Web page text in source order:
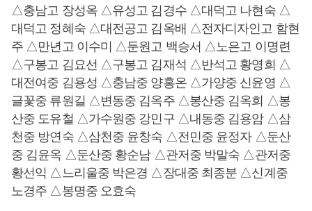
△충남고 장성옥 △유성고 김경수 △대덕고 나현숙 △
대덕고 정혜숙 △대전공고 김옥배 △전자디자인고 함현
주 △만년고 이수미 △둔원고 백승서 △노은고 이명련
△구봉고 김요선 △구봉고 김재석 △반석고 황영희 △
대전여중 김용성 △충남중 양홍온 △가양중 신윤영 △
글꽃중 류원길 △변동중 김옥주 △봉산중 김옥희 △봉
산중 도유철 △가수원중 강민구 △내동중 김용암 △삼
천중 방연숙 △삼천중 윤창숙 △전민중 윤정자 △둔산
중 김윤옥 △둔산중 황순남 △관저중 박말숙 △관저중
황선익 △느리울중 박은경 △장대중 최종분 △신계중
노경주 △봉명중 오효숙